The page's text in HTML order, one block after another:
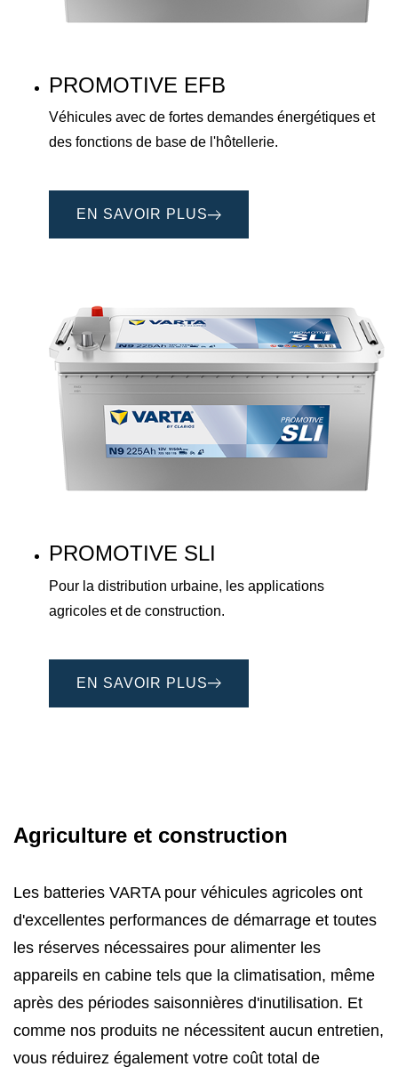
PROMOTIVE EFB
Véhicules avec de fortes demandes énergétiques et
des fonctions de base de l'hôtellerie.
EN SAVOIR PLUS
PROMOTIVE SLI
Pour la distribution urbaine, les applications
agricoles et de construction.
EN SAVOIR PLUS
Agriculture et construction
Les batteries VARTA pour véhicules agricoles ont
d'excellentes performances de démarrage et toutes
les réserves nécessaires pour alimenter les
appareils en cabine tels que la climatisation, même
après des périodes saisonnières d'inutilisation. Et
comme nos produits ne nécessitent aucun entretien,
vous réduirez également votre coût total de